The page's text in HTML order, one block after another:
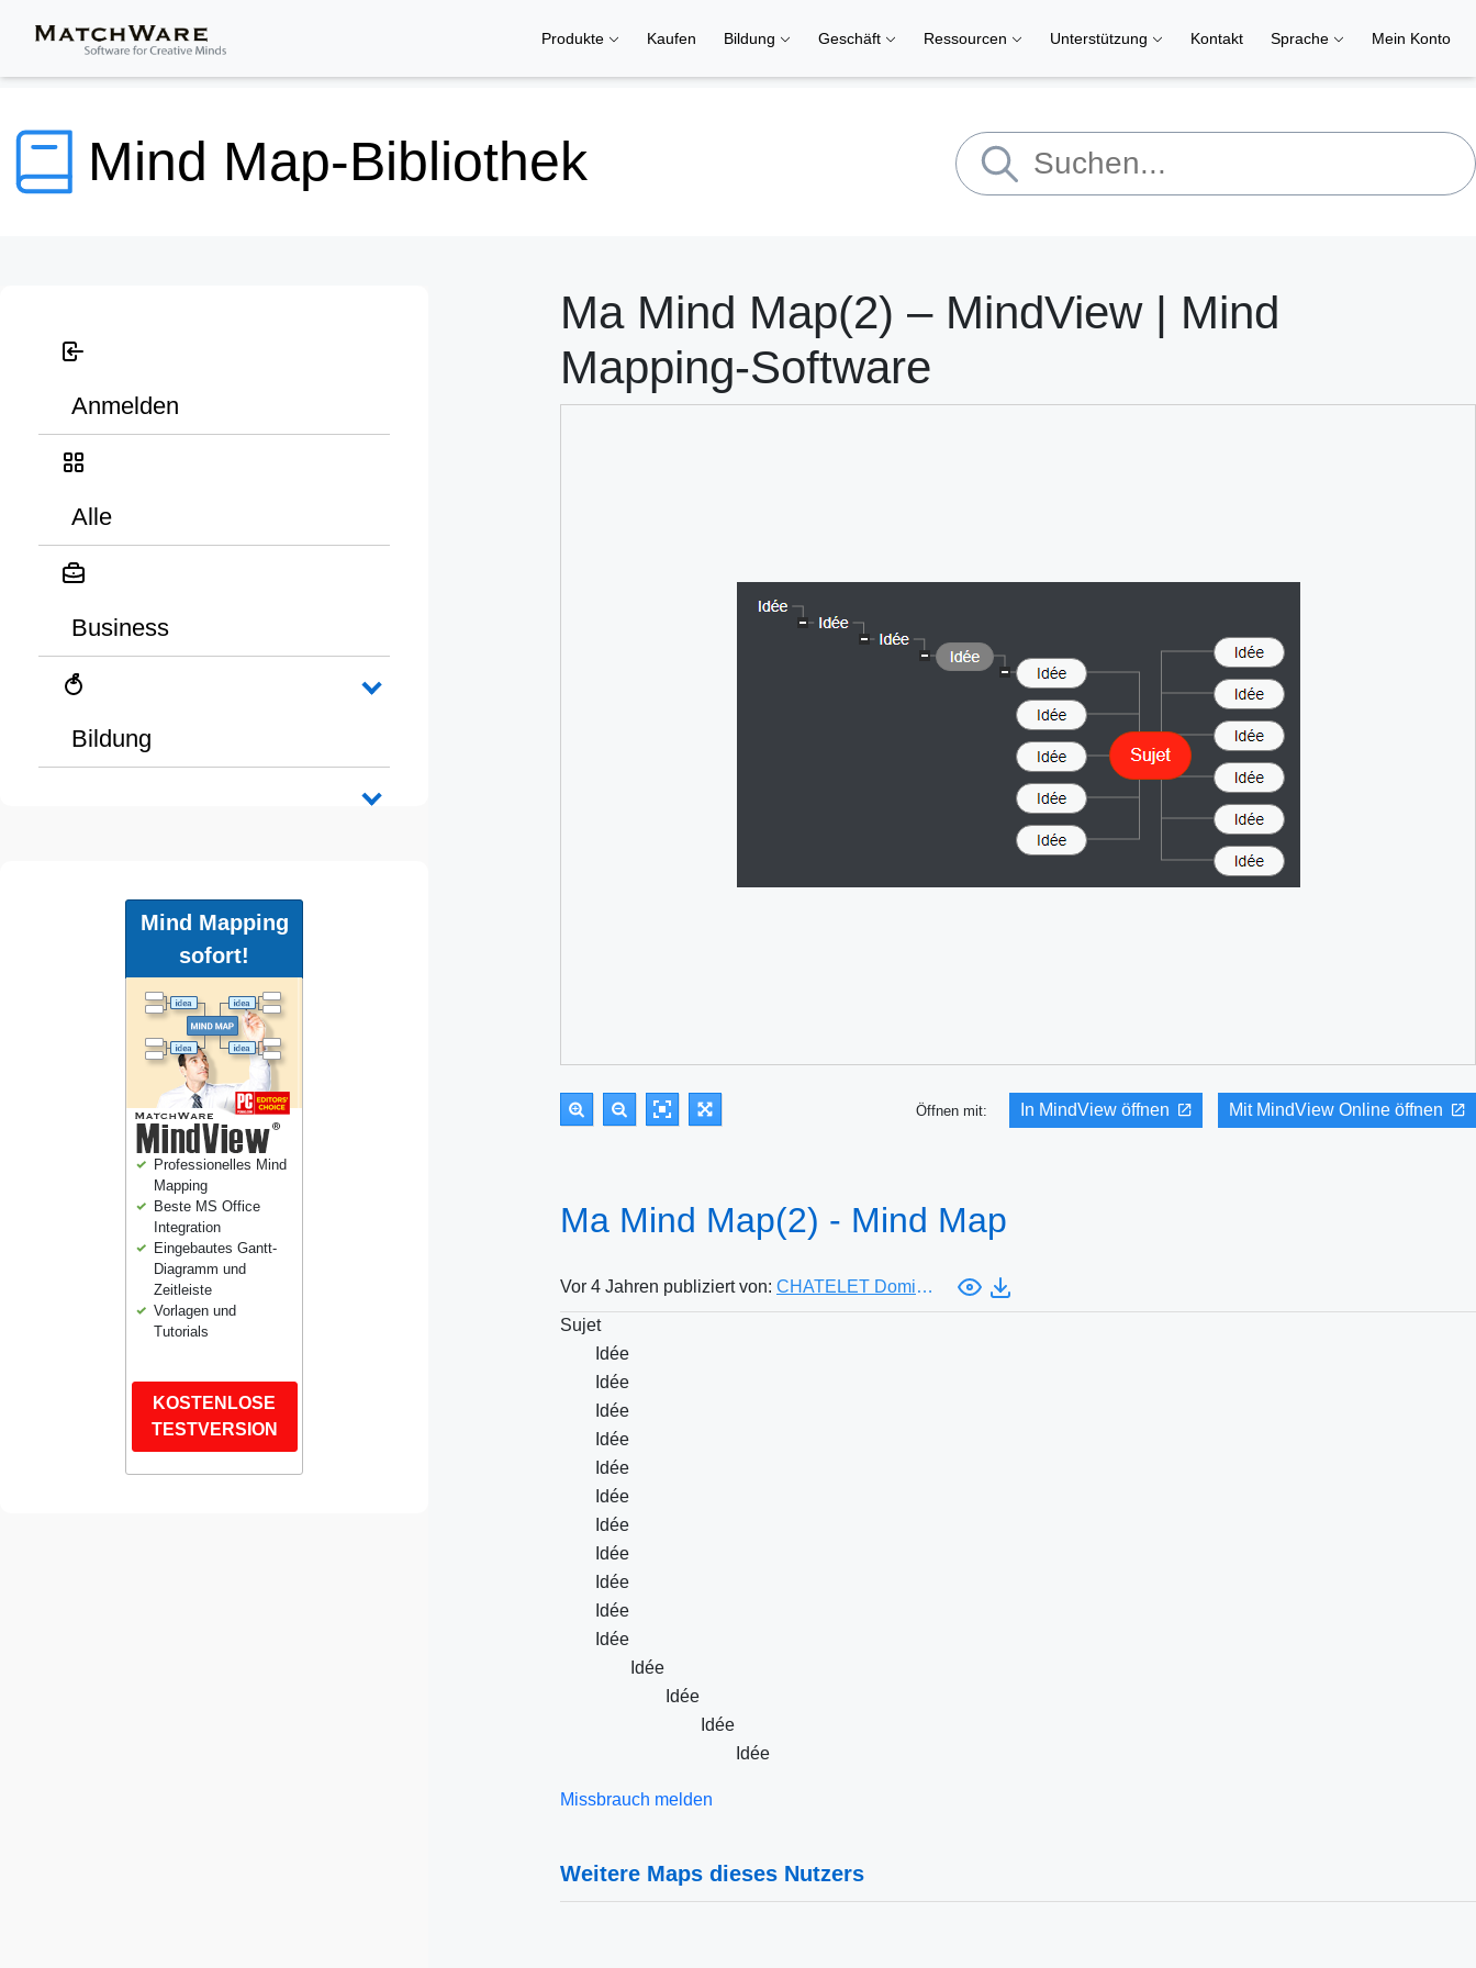
Produkte Kaufen Bildung Geschäft Ressourcen Unterstützung Kontakt Sprache Mein Konto
Mind Map-Bibliothek
Anmelden
Alle
Business
Bildung
Mind Mapping
sofort!
Professionelles Mind
Mapping
Beste MS Office
Integration
Eingebautes Gantt-
Diagramm und
Zeitleiste
Vorlagen und
Tutorials
KOSTENLOSE
TESTVERSION
Ma Mind Map(2) – MindView | Mind
Mapping-Software
Öffnen mit: In MindView öffnen Mit MindView Online öffnen
Ma Mind Map(2) - Mind Map
Vor 4 Jahren publiziert von: CHATELET Dominique
Sujet
Idée
Idée
Idée
Idée
Idée
Idée
Idée
Idée
Idée
Idée
Idée
Idée
Idée
Idée
Idée
Missbrauch melden
Weitere Maps dieses Nutzers